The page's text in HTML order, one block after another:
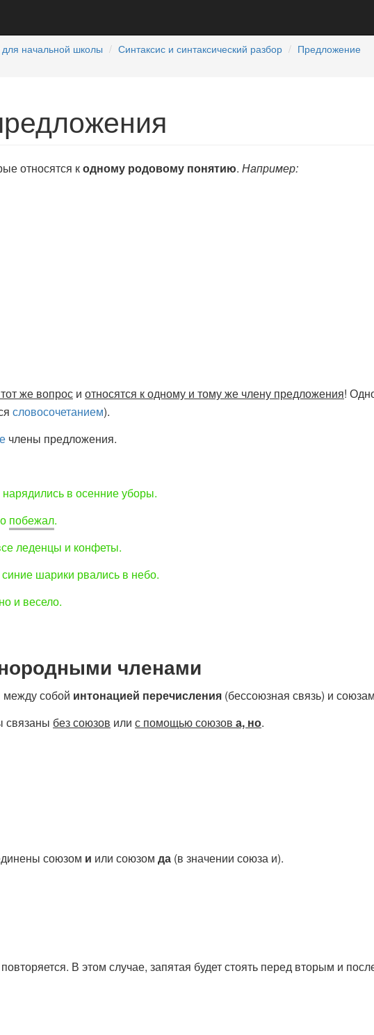
для начальной школы Синтаксис и синтаксический разбор
Предложение
относятся кодному родовому понятию. Например:
же вопрос и относятся к одному и тому же члену предложения!
словосочетанием).
члены предложения.
в осенние уборы.
побежал.
леденцы и конфеты.
синие шарики рвались в небо.
и весело.
членами
собой интонацией перечисления (бессоюзная связь) и
связаны без союзов или с помощью союзов а, но.
союзом и или союзом да (в значении союза и).
повторяется. В этом случае, запятая будет стоять перед вторым и